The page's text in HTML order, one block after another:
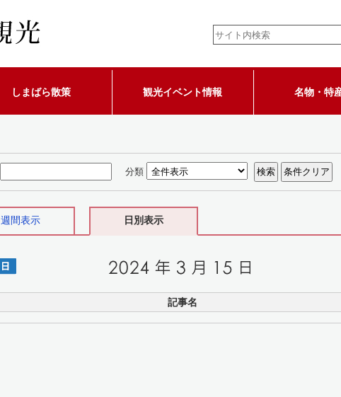
しまばら散策 観光イベント情報 名物・特
分類
週間表示 日別表示
記事名